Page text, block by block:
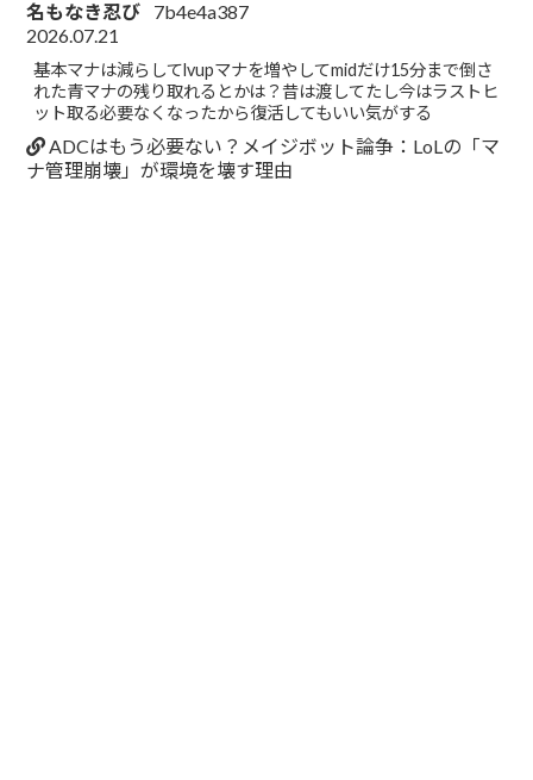
名もなき忍び
7b4e4a387
2026.07.21
基本マナは減らしてlvupマナを増やしてmidだけ15分まで倒さ
れた青マナの残り取れるとかは？昔は渡してたし今はラストヒ
ット取る必要なくなったから復活してもいい気がする
ADCはもう必要ない？メイジボット論争：LoLの「マ
ナ管理崩壊」が環境を壊す理由